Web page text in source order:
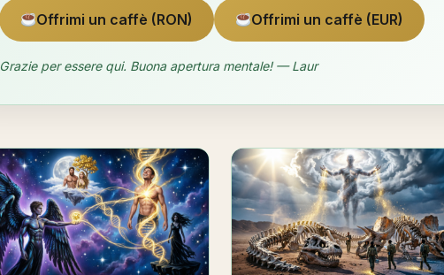
Offrimi un caffè (RON) Offrimi un caffè (EUR)
Grazie per essere qui. Buona apertura mentale! — Laur